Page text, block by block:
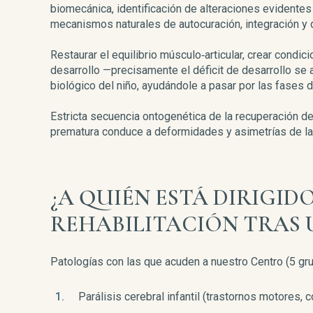
biomecánica, identificación de alteraciones
mecanismos naturales de autocuración, integración y
Restaurar el equilibrio músculo‑articular, crear
desarrollo —precisamente el déficit de desarrollo se
biológico del niño, ayudándole a pasar por las fases
Estricta secuencia ontogenética de la recuperación
prematura conduce a deformidades y asimetrías de
¿A QUIÉN ESTÁ
REHABILITACIÓN TRAS
Patologías con las que acuden a nuestro Centro (5
Parálisis cerebral infantil (trastornos motores,